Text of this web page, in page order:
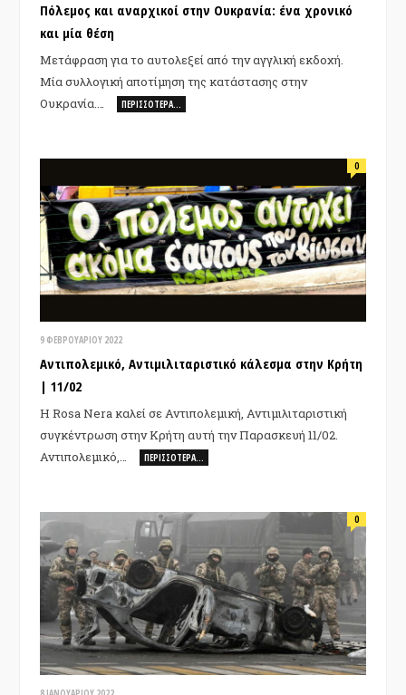
Πόλεμος και αναρχικοί στην Ουκρανία: ένα χρονικό
και μία θέση
Μετάφραση για το αυτολεξεί από την αγγλική εκδοχή.
Μία συλλογική αποτίμηση της κατάστασης στην
Ουκρανία.…
ΠΕΡΙΣΣΌΤΕΡΑ…
9 ΦΕΒΡΟΥΑΡΊΟΥ 2022
0
Αντιπολεμικό, Αντιμιλιταριστικό κάλεσμα στην Κρήτη
| 11/02
Η Rosa Nera καλεί σε Αντιπολεμική, Αντιμιλιταριστική
συγκέντρωση στην Κρήτη αυτή την Παρασκευή 11/02.
Αντιπολεμικό,…
ΠΕΡΙΣΣΌΤΕΡΑ…
0